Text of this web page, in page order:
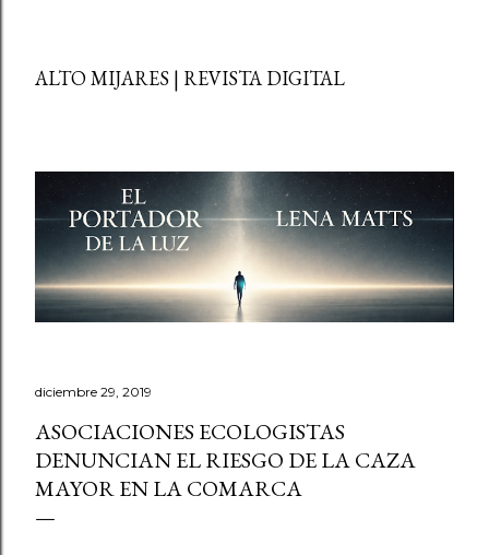
ALTO MIJARES | REVISTA DIGITAL
diciembre 29, 2019
ASOCIACIONES ECOLOGISTAS
DENUNCIAN EL RIESGO DE LA CAZA
MAYOR EN LA COMARCA